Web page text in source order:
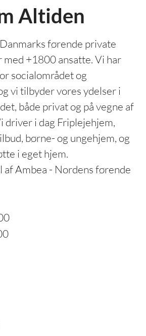
Altiden
førende private
+1800 ansatte. Vi har
socialområdet og
vi tilbyder vores ydelser i
både privat og på vegne af
driver i dag Friplejehjem,
børne- og ungehjem, og
i eget hjem.
af Ambea - Nordens førende